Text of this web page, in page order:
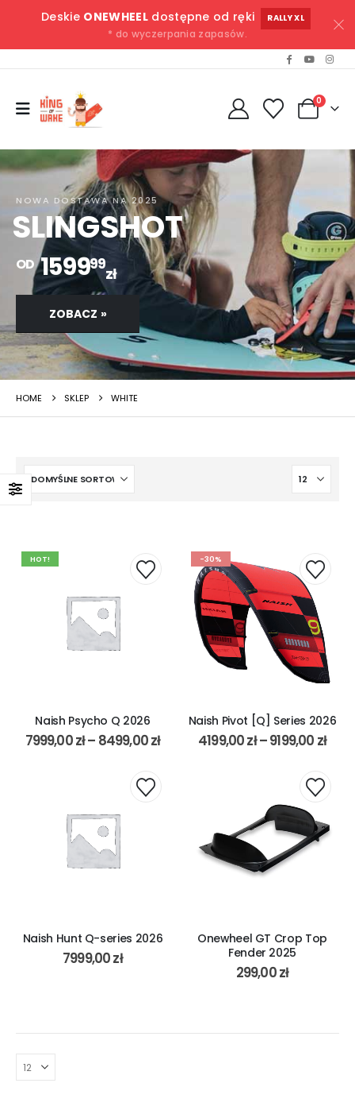
Deskie ONEWHEELdostępne od ręki RALLY XL
* do wyczerpania zapasów.
0
NOWA DOSTAWA NA 2025
SLINGSHOT
OD 159999
zł
ZOBACZ »
HOME SKLEP WHITE
HOT!
Naish Psycho Q 2026
7999,00zł– 8499,00zł
-30%
Naish Pivot [Q] Series 2026
4199,00zł–9199,00 zł
Naish Hunt Q-series 2026
7999,00zł
Onewheel GT Crop Top
Fender 2025
299,00zł